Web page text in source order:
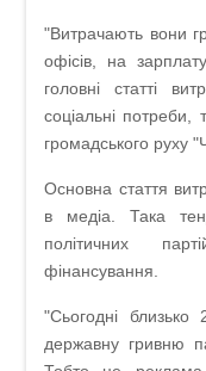
"Витрачають вони
офісів, на
головні статті
соціальні потреби,
громадського руху
Основна стаття
в медіа. Така
політичних
фінансування.
"Сьогодні близько
державну гривню